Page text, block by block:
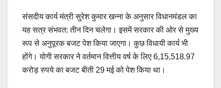
संसदीय कार्य मंत्री सुरेश कुमार खन्ना के अनुसार विधानमंडल का
यह सत्र संभवत: तीन दिन चलेगा। इसमें सरकार की ओर से मुख्य
रूप से अनुपूरक बजट पेश किया जाएगा। कुछ विधायी कार्य भी
होंगे। योगी सरकार ने वर्तमान वित्तीय वर्ष के लिए 6,15,518.97
करोड़ रुपये का बजट बीती 29 मई को पेश किया था।